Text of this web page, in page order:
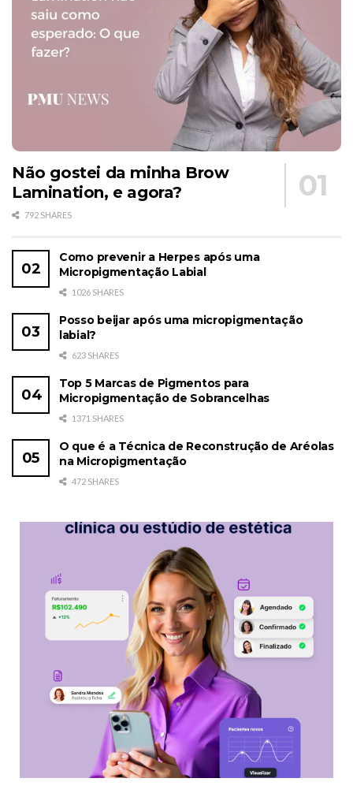
Não gostei da minha Brow
Lamination, e agora?
792 SHARES
Como prevenir a Herpes após uma
Micropigmentação Labial
1026 SHARES
Posso beijar após uma micropigmentação
labial?
623 SHARES
Top 5 Marcas de Pigmentos para
Micropigmentação de Sobrancelhas
1371 SHARES
O que é a Técnica de Reconstrução de Aréolas
na Micropigmentação
472 SHARES